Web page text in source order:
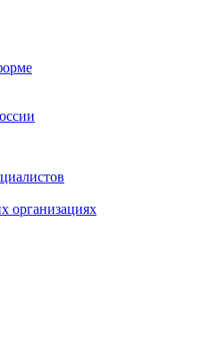
организациях